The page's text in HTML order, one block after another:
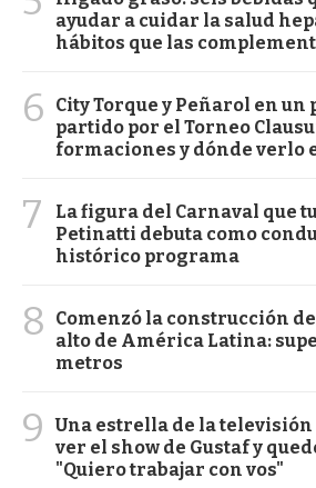
ayudar a cuidar la salud
hábitos que las
6
City Torque y Peñarol en
partido por el Torneo
formaciones y dónde verlo
7
La figura del Carnaval que
Petinatti debuta como
histórico programa
8
Comenzó la construcción
alto de América Latina:
metros
9
Una estrella de la
ver el show de Gustaf y
"Quiero trabajar con vos"